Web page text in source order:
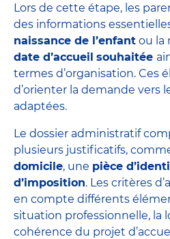
Lors de cette étape, les
des informations
naissance de l’enfant ou la
date d’accueil souhaitée
termes d’organisation.
d’orienter la demande vers
adaptées.
Le dossier administratif
plusieurs justificatifs,
domicile, une pièce
d’imposition. Les critères
en compte différents
situation professionnelle, la
cohérence du projet